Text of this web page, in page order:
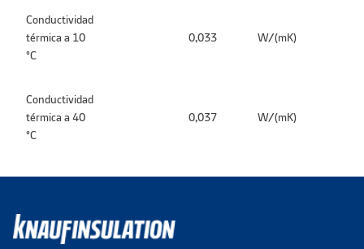
Conductividad
térmica a 10
°C
0,033 W/(mK)
Conductividad
térmica a 40
°C
0,037 W/(mK)